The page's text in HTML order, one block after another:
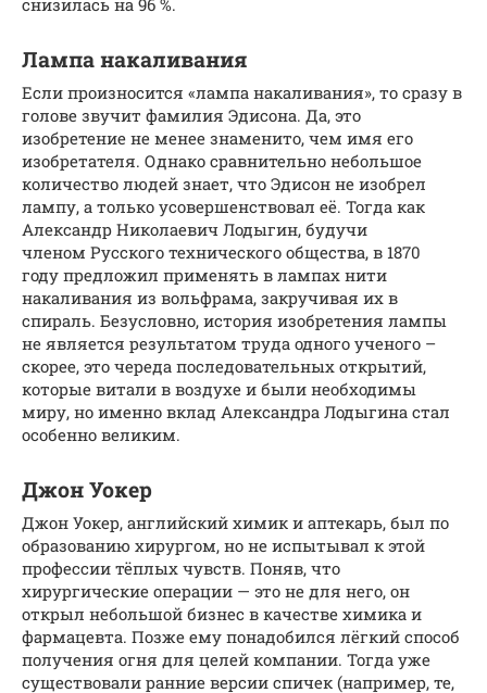
снизилась на 96 %.
Лампа накаливания
Если произносится «лампа накаливания», то сразу в
голове звучит фамилия Эдисона. Да, это
изобретение не менее знаменито, чем имя его
изобретателя. Однако сравнительно небольшое
количество людей знает, что Эдисон не изобрел
лампу, а только усовершенствовал её. Тогда как
Александр Николаевич Лодыгин, будучи
членом Русского технического общества, в 1870
году предложил применять в лампах нити
накаливания из вольфрама, закручивая их в
спираль. Безусловно, история изобретения лампы
не является результатом труда одного ученого –
скорее, это череда последовательных открытий,
которые витали в воздухе и были необходимы
миру, но именно вклад Александра Лодыгина стал
особенно великим.
Джон Уокер
Джон Уокер, английский химик и аптекарь, был по
образованию хирургом, но не испытывал к этой
профессии тёплых чувств. Поняв, что
хирургические операции — это не для него, он
открыл небольшой бизнес в качестве химика и
фармацевта. Позже ему понадобился лёгкий способ
получения огня для целей компании. Тогда уже
существовали ранние версии спичек (например, те,